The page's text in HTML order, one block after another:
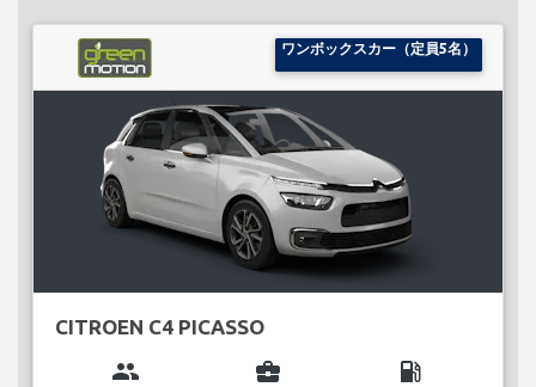
ワンボックスカー（定員5名）
CITROEN C4 PICASSO
group business_center local_gas_station